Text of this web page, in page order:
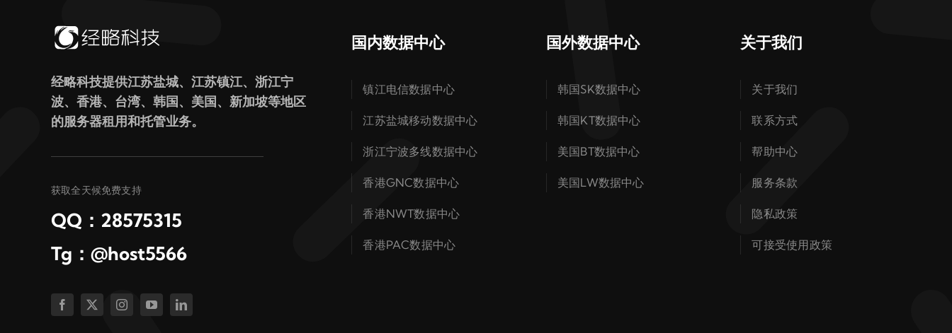
经略科技提供江苏盐城、江苏镇江、浙江宁
波、香港、台湾、韩国、美国、新加坡等地区
的服务器租用和托管业务。
获取全天候免费支持
QQ：28575315
Tg：@host5566
国内数据中心
镇江电信数据中心
江苏盐城移动数据中心
浙江宁波多线数据中心
香港GNC数据中心
香港NWT数据中心
香港PAC数据中心
国外数据中心
韩国SK数据中心
韩国KT数据中心
美国BT数据中心
美国LW数据中心
关于我们
关于我们
联系方式
帮助中心
服务条款
隐私政策
可接受使用政策